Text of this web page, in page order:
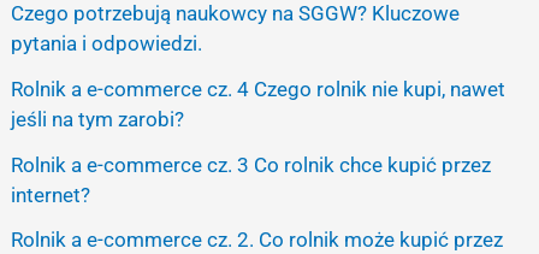
c
f
r
:
Czego potrzebują naukowcy na SGGW? Kluczowe
pytania i odpowiedzi.
Rolnik a e-commerce cz. 4 Czego rolnik nie kupi, nawet
jeśli na tym zarobi?
Rolnik a e-commerce cz. 3 Co rolnik chce kupić przez
internet?
Rolnik a e-commerce cz. 2. Co rolnik może kupić przez